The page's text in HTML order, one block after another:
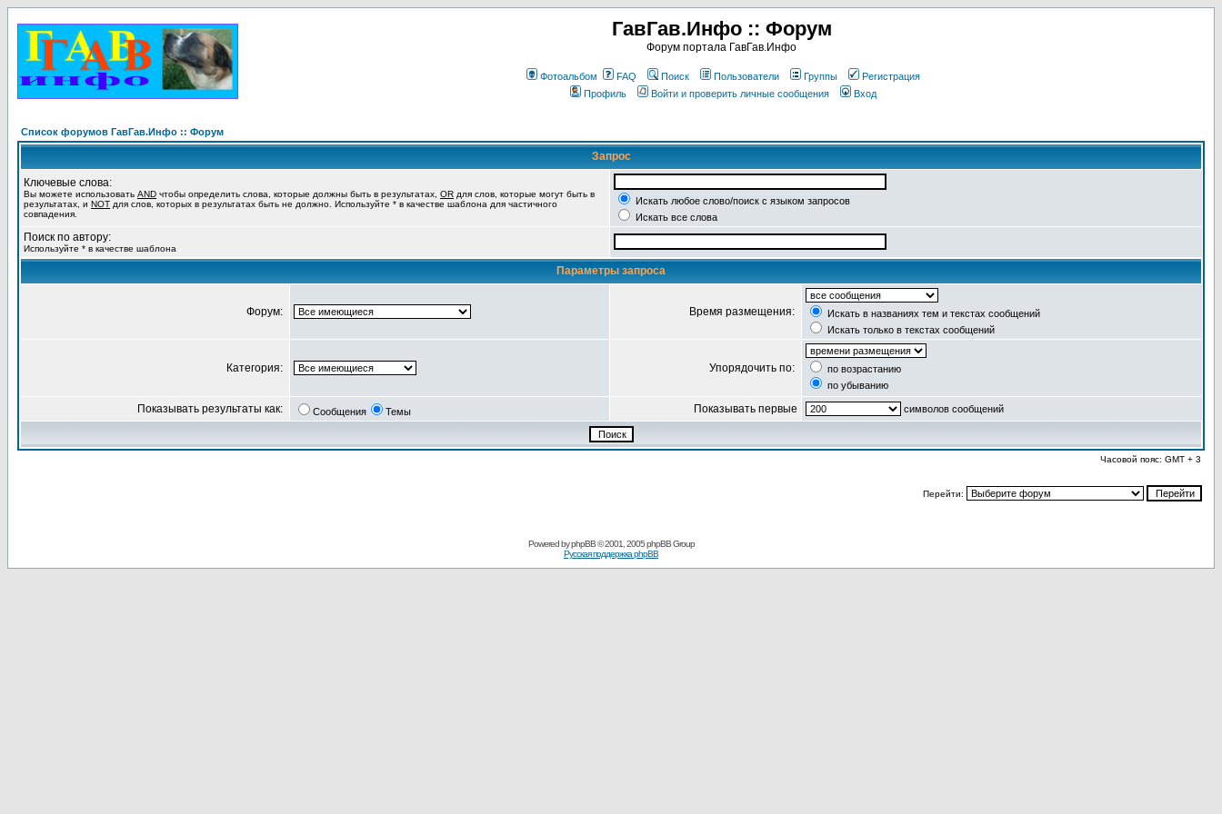
ГавГав.Инфо :: Форум
Форум портала ГавГав.Инфо
Фотоальбом FAQ Поиск Пользователи Группы
Регистрация
Профиль
Войти и проверить личные сообщения Вход
Список форумов ГавГав.Инфо :: Форум
Запрос
Ключевые слова:
Вы можете использовать AND чтобы определить слова, которые должны быть в результатах, OR для слов, которые могут быть в
результатах, и NOT для слов, которых в результатах быть не должно. Используйте * в качестве шаблона для частичного
совпадения.
Искать любое слово/поиск с языком запросов
Искать все слова
Поиск по автору:
Используйте * в качестве шаблона
Параметры запроса
Форум: Время размещения:
Искать в названиях тем и текстах сообщений
Искать только в текстах сообщений
Категория: Упорядочить по:
по возрастанию
по убыванию
Показывать результаты как: Сообщения Темы Показывать первые символов сообщений
Часовой пояс: GMT + 3
Перейти:
Powered byphpBB© 2001, 2005 phpBB Group
Русская поддержка phpBB